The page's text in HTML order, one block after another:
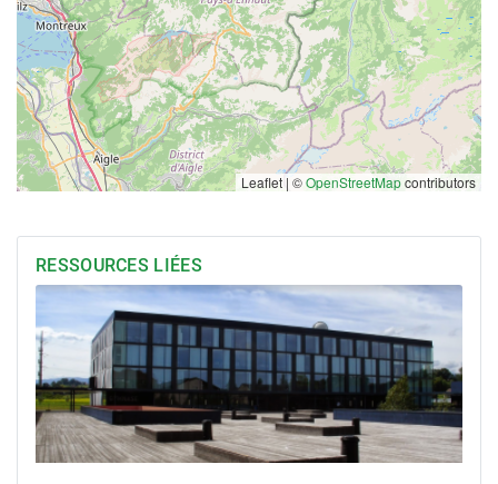
Leaflet | ©OpenStreetMapcontributors
RESSOURCES LIÉES